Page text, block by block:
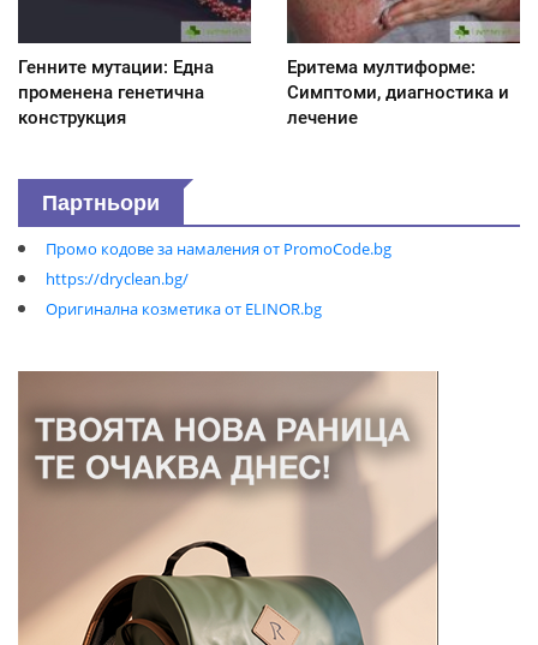
Генните мутации: Една
променена генетична
конструкция
Еритема мултиформе:
Симптоми, диагностика и
лечение
Партньори
Промо кодове за намаления от PromoCode.bg
https://dryclean.bg/
Оригинална козметика от ELINOR.bg